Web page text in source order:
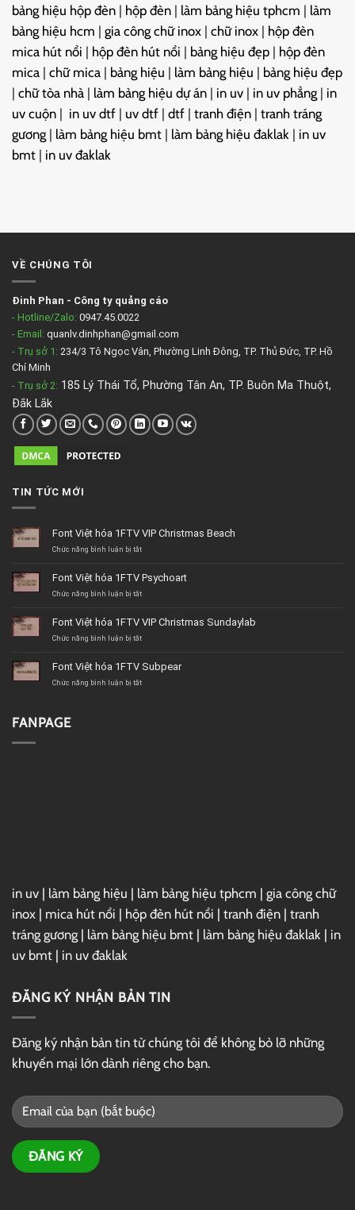
bảng hiệu hộp đèn | hộp đèn | làm bảng hiệu tphcm | làm
bảng hiệu hcm | gia công chữ inox | chữ inox | hộp đèn
mica hút nổi | hộp đèn hút nổi | bảng hiệu đẹp | hộp đèn
mica | chữ mica | bảng hiệu | làm bảng hiệu | bảng hiệu đẹp
| chữ tòa nhà | làm bảng hiệu dự án | in uv | in uv phẳng | in
uv cuộn | in uv dtf | uv dtf | dtf | tranh điện | tranh tráng
gương | làm bảng hiệu bmt | làm bảng hiệu đaklak | in uv
bmt | in uv đaklak
VỀ CHÚNG TÔI
Đinh Phan - Công ty quảng cáo
- Hotline/Zalo: 0947.45.0022
- Email: quanlv.dinhphan@gmail.com
- Trụ sở 1: 234/3 Tô Ngọc Vân, Phường Linh Đông, TP. Thủ Đức, TP. Hồ
Chí Minh
- Trụ sở 2: 185 Lý Thái Tổ, Phường Tân An, TP. Buôn Ma Thuột,
Đắk Lắk
TIN TỨC MỚI
Font Việt hóa 1FTV VIP Christmas Beach
Chức năng bình luận bị tắtở
hóa
1FTV
Beach
Font Việt hóa 1FTV Psychoart
Chức năng bình luận bị tắtở
hóa
1FTV
Font Việt hóa 1FTV VIP Christmas Sundaylab
Chức năng bình luận bị tắtở
hóa
1FTV
Font Việt hóa 1FTV Subpear
Chức năng bình luận bị tắtở
FANPAGE
in uv | làm bảng hiệu | làm bảng hiệu tphcm | gia công chữ
inox | mica hút nổi | hộp đèn hút nổi | tranh điện | tranh
tráng gương | làm bảng hiệu bmt | làm bảng hiệu đaklak | in
uv bmt | in uv đaklak
ĐĂNG KÝ NHẬN BẢN TIN
Đăng ký nhận bản tin từ chúng tôi để không bỏ lỡ những
khuyến mại lớn dành riêng cho bạn.